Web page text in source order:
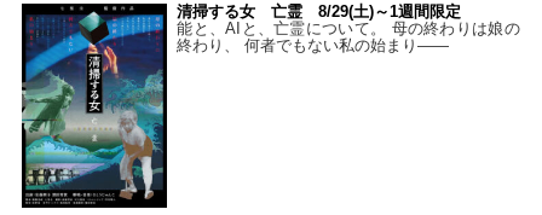
清掃する女 亡霊 8/29(土)～1週間限定
能と、AIと、亡霊について。 母の終わりは娘の
終わり、 何者でもない私の始まり――